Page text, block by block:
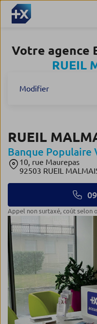
Votre agence
RUEIL
Modifier
RUEIL
Banque Populaire
10, rue Maurepas
92503 RUEIL
appel non surtaxé, coût selon